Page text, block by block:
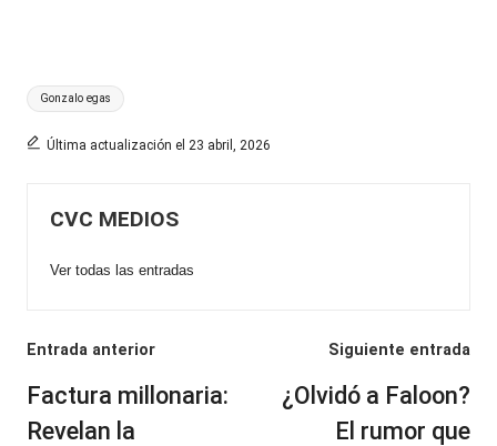
Etiquetas:
Gonzalo egas
Última actualización el 23 abril, 2026
CVC MEDIOS
Ver todas las entradas
Navegación
de
entradas
Entrada anterior
Factura millonaria:
Revelan la
Siguiente entrada
¿Olvidó a Faloon?
El rumor que